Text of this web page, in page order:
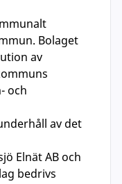
Bolaget
av
och
av det
Elnät AB och
bedrivs